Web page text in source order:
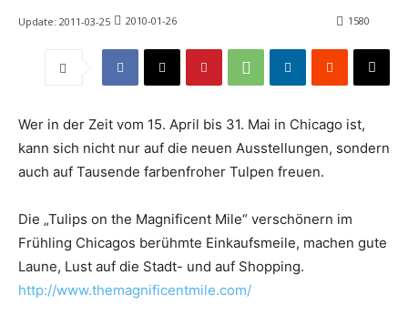
Update: 2011-03-25 2010-01-26 1580
Wer in der Zeit vom 15. April bis 31. Mai in Chicago ist,
kann sich nicht nur auf die neuen Ausstellungen, sondern
auch auf Tausende farbenfroher Tulpen freuen.
Die „Tulips on the Magnificent Mile“ verschönern im
Frühling Chicagos berühmte Einkaufsmeile, machen gute
Laune, Lust auf die Stadt- und auf Shopping.
http://www.themagnificentmile.com/